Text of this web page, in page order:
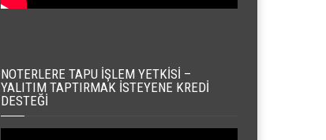
NOTERLERE TAPU İŞLEM YETKISI –
YALITIM TAPTIRMAK İSTEYENE KREDI
DESTEĞI